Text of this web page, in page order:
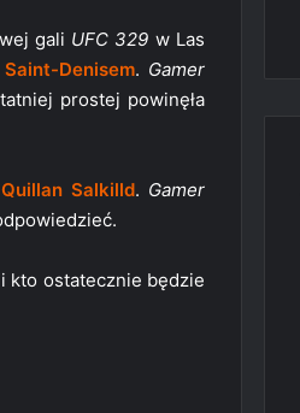
gali UFC 329 w Las
Denisem. Gamer
prostej powinęła
Quillan Salkilld. Gamer
kto ostatecznie będzie